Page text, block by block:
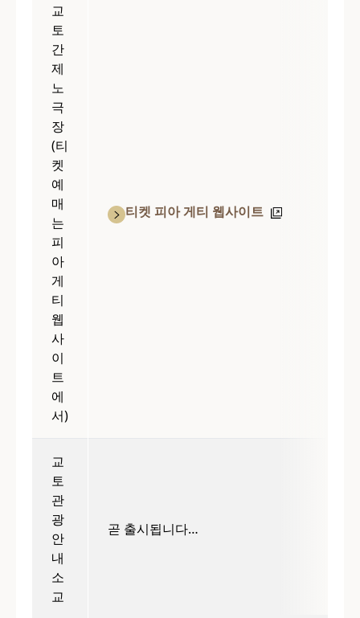
교
토
간
제
노
극
장
(티
켓
예
매
는
피
아
게
티
웹
사
이
트
에
서)
티켓 피아 게티 웹사이트
교
토
관
광
안
내
소
교
곧 출시됩니다…